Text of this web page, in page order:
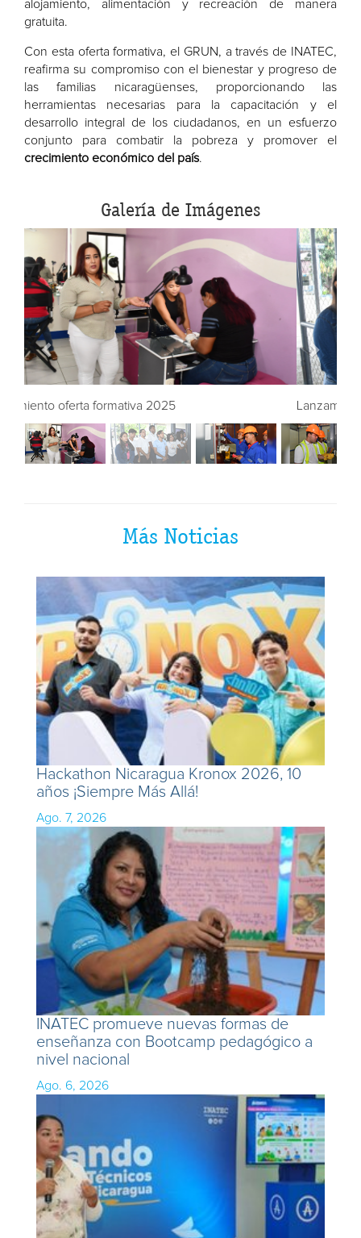
alojamiento, alimentación y recreación de manera
gratuita.
Con esta oferta formativa, el GRUN, a través de INATEC,
reafirma su compromiso con el bienestar y progreso de
las familias nicaragüenses, proporcionando las
herramientas necesarias para la capacitación y el
desarrollo integral de los ciudadanos, en un esfuerzo
conjunto para combatir la pobreza y promover el
crecimiento económico del país.
Galería de Imágenes
Lanzamiento oferta formativa 2025
Más Noticias
Hackathon Nicaragua Kronox 2026, 10
años ¡Siempre Más Allá!
Ago. 7, 2026
INATEC promueve nuevas formas de
enseñanza con Bootcamp pedagógico a
nivel nacional
Ago. 6, 2026